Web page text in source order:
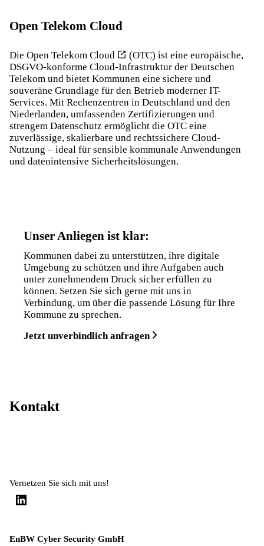
Open Telekom Cloud
Die Open Telekom Cloud
(OTC) ist eine europäische,
DSGVO-konforme Cloud-Infrastruktur der Deutschen
Telekom und bietet Kommunen eine sichere und
souveräne Grundlage für den Betrieb moderner IT-
Services. Mit Rechenzentren in Deutschland und den
Niederlanden, umfassenden Zertifizierungen und
strengem Datenschutz ermöglicht die OTC eine
zuverlässige, skalierbare und rechtssichere Cloud-
Nutzung – ideal für sensible kommunale Anwendungen
und datenintensive Sicherheitslösungen.
Unser Anliegen ist klar:
Kommunen dabei zu unterstützen, ihre digitale
Umgebung zu schützen und ihre Aufgaben auch
unter zunehmendem Druck sicher erfüllen zu
können. Setzen Sie sich gerne mit uns in
Verbindung, um über die passende Lösung für Ihre
Kommune zu sprechen.
Jetzt unverbindlich anfragen
Kontakt
Vernetzen Sie sich mit uns!
EnBW Cyber Security GmbH